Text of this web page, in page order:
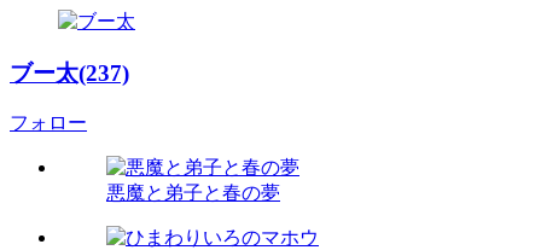
ブー太(237)
フォロー
悪魔と弟子と春の夢